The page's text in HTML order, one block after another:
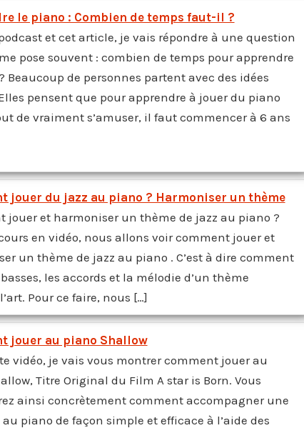
le piano : Combien de temps faut-il ?
et cet article, je vais répondre à une question
pose souvent : combien de temps pour apprendre
Beaucoup de personnes partent avec des idées
pensent que pour apprendre à jouer du piano
de vraiment s’amuser, il faut commencer à 6 ans
jouer du jazz au piano ? Harmoniser un thème
jouer et harmoniser un thème de jazz au piano ?
en vidéo, nous allons voir comment jouer et
un thème de jazz au piano . C’est à dire comment
les accords et la mélodie d’un thème
Pour ce faire, nous […]
jouer au piano Shallow
vidéo, je vais vous montrer comment jouer au
Titre Original du Film A star is Born. Vous
ainsi concrètement comment accompagner une
piano de façon simple et efficace à l’aide des